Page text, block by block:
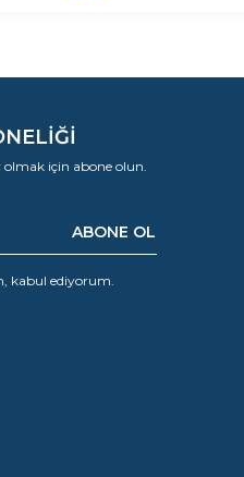
için abone olun.
ABONE OL
kabul ediyorum.